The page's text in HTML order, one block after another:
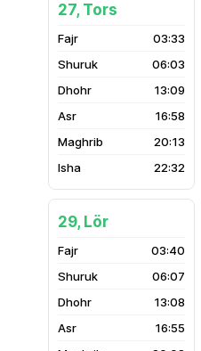
27, Tors
03:33
06:03
13:09
16:58
20:13
22:32
29, Lör
03:40
06:07
13:08
16:55